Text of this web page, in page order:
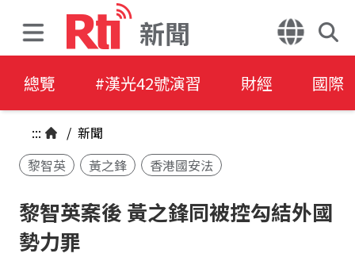
新聞
總覽 #漢光42號演習 財經 國際
::: / 新聞
黎智英
黃之鋒 香港國安法
黎智英案後 黃之鋒同被控勾結外國
勢力罪